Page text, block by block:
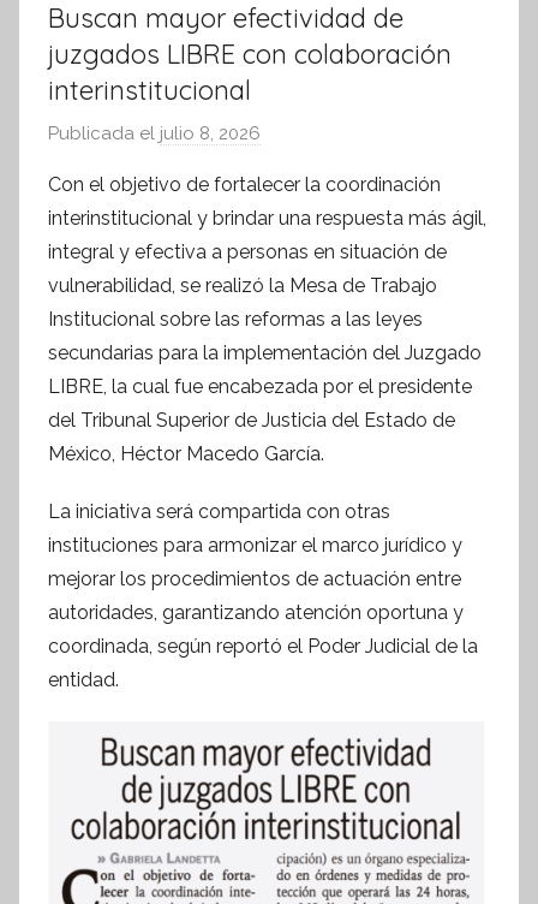
Buscan mayor efectividad de
juzgados LIBRE con colaboración
interinstitucional
Publicada el julio 8, 2026
r
S
í
n
t
e
s
s
n
f
o
r
m
v
a
Con el objetivo de fortalecer la coordinación
interinstitucional y brindar una respuesta más ágil,
integral y efectiva a personas en situación de
vulnerabilidad, se realizó la Mesa de Trabajo
Institucional sobre las reformas a las leyes
secundarias para la implementación del Juzgado
LIBRE, la cual fue encabezada por el presidente
del Tribunal Superior de Justicia del Estado de
México, Héctor Macedo García.
La iniciativa será compartida con otras
instituciones para armonizar el marco jurídico y
mejorar los procedimientos de actuación entre
autoridades, garantizando atención oportuna y
coordinada, según reportó el Poder Judicial de la
entidad.